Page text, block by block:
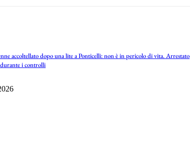
accoltellato dopo una lite a Ponticelli: non è in pericolo di vita. Arrestato
i controlli